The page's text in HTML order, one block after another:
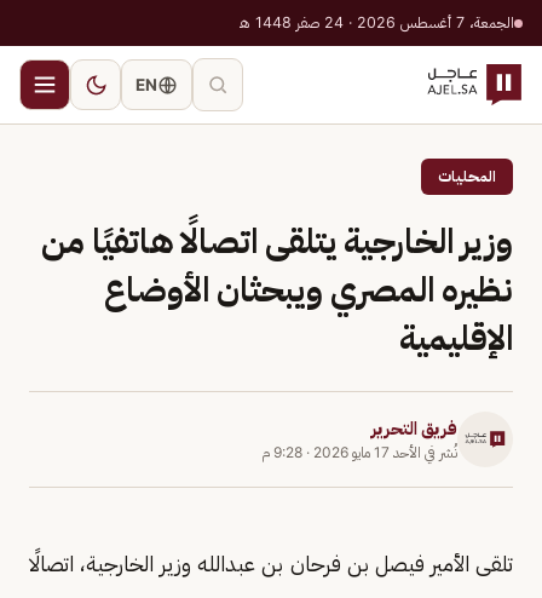
الجمعة، 7 أغسطس 2026 · 24 صفر 1448 هـ
EN
المحليات
وزير الخارجية يتلقى اتصالًا هاتفيًا من
نظيره المصري ويبحثان الأوضاع
الإقليمية
فريق التحرير
نُشر في الأحد 17 مايو 2026 · 9:28 م
تلقى الأمير فيصل بن فرحان بن عبدالله وزير الخارجية، اتصالًا